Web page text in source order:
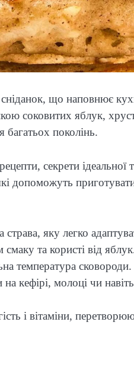
що наповнює
соковитих яблук,
поколінь.
секрети ідеальної
допоможуть
яку легко
смаку та користі від
температура
на кефірі, молоці чи
і вітаміни,